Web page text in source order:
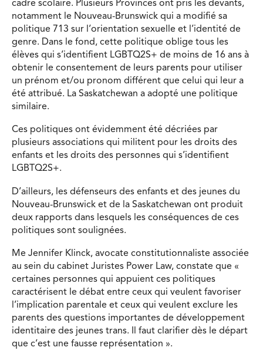
cadre scolaire. Plusieurs Provinces ont pris les devants,
notamment le Nouveau-Brunswick qui a modifié sa
politique 713 sur l’orientation sexuelle et l’identité de
genre. Dans le fond, cette politique oblige tous les
élèves qui s’identifient LGBTQ2S+ de moins de 16 ans à
obtenir le consentement de leurs parents pour utiliser
un prénom et/ou pronom différent que celui qui leur a
été attribué. La Saskatchewan a adopté une politique
similaire.
Ces politiques ont évidemment été décriées par
plusieurs associations qui militent pour les droits des
enfants et les droits des personnes qui s’identifient
LGBTQ2S+.
D’ailleurs, les défenseurs des enfants et des jeunes du
Nouveau-Brunswick et de la Saskatchewan ont produit
deux rapports dans lesquels les conséquences de ces
politiques sont soulignées.
Me Jennifer Klinck, avocate constitutionnaliste associée
au sein du cabinet Juristes Power Law, constate que «
certaines personnes qui appuient ces politiques
caractérisent le débat entre ceux qui veulent favoriser
l’implication parentale et ceux qui veulent exclure les
parents des questions importantes de développement
identitaire des jeunes trans. Il faut clarifier dès le départ
que c’est une fausse représentation ».